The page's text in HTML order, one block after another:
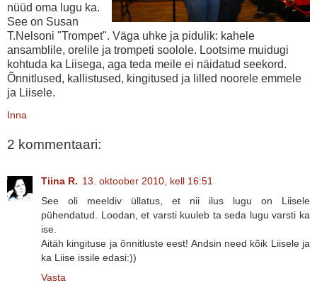
nüüd oma lugu ka.
See on Susan
T.Nelsoni "Trompet". Väga uhke ja pidulik: kahele
ansamblile, orelile ja trompeti soolole. Lootsime muidugi
kohtuda ka Liisega, aga teda meile ei näidatud seekord.
Õnnitlused, kallistused, kingitused ja lilled noorele emmele
ja Liisele.
Inna
2 kommentaari:
Tiina R. 13. oktoober 2010, kell 16:51
See oli meeldiv üllatus, et nii ilus lugu on Liisele
pühendatud. Loodan, et varsti kuuleb ta seda lugu varsti ka
ise.
Aitäh kingituse ja õnnitluste eest! Andsin need kõik Liisele ja
ka Liise issile edasi:))
Vasta